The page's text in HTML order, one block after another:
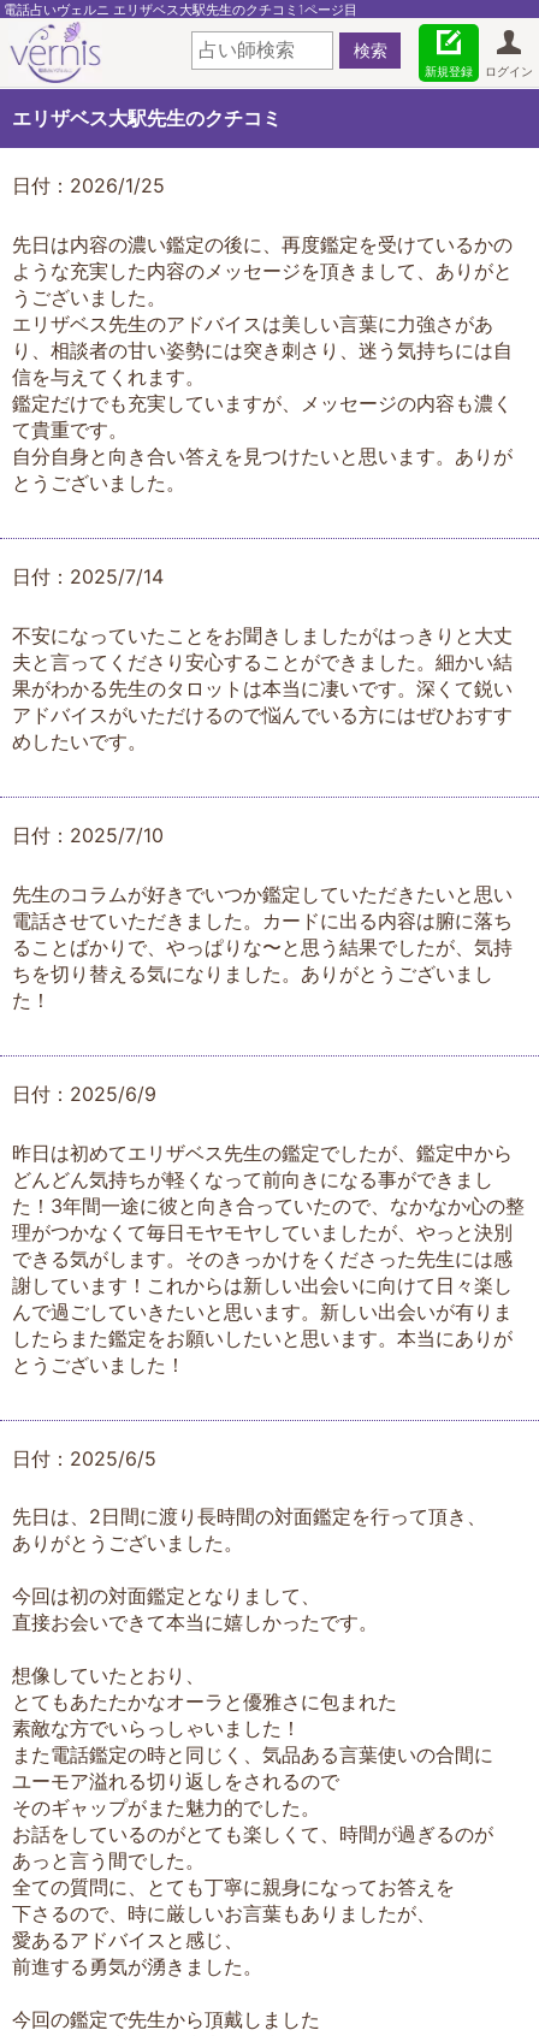
電話占いヴェルニ エリザベス大駅先生のクチコミ1ページ目
ログイン
新規登録
エリザベス大駅先生のクチコミ
日付：2026/1/25
先日は内容の濃い鑑定の後に、再度鑑定を受けているかの
ような充実した内容のメッセージを頂きまして、ありがと
うございました。
エリザベス先生のアドバイスは美しい言葉に力強さがあ
り、相談者の甘い姿勢には突き刺さり、迷う気持ちには自
信を与えてくれます。
鑑定だけでも充実していますが、メッセージの内容も濃く
て貴重です。
自分自身と向き合い答えを見つけたいと思います。ありが
とうございました。
日付：2025/7/14
不安になっていたことをお聞きしましたがはっきりと大丈
夫と言ってくださり安心することができました。細かい結
果がわかる先生のタロットは本当に凄いです。深くて鋭い
アドバイスがいただけるので悩んでいる方にはぜひおすす
めしたいです。
日付：2025/7/10
先生のコラムが好きでいつか鑑定していただきたいと思い
電話させていただきました。カードに出る内容は腑に落ち
ることばかりで、やっぱりな〜と思う結果でしたが、気持
ちを切り替える気になりました。ありがとうございまし
た！
日付：2025/6/9
昨日は初めてエリザベス先生の鑑定でしたが、鑑定中から
どんどん気持ちが軽くなって前向きになる事ができまし
た！3年間一途に彼と向き合っていたので、なかなか心の整
理がつかなくて毎日モヤモヤしていましたが、やっと決別
できる気がします。そのきっかけをくださった先生には感
謝しています！これからは新しい出会いに向けて日々楽し
んで過ごしていきたいと思います。新しい出会いが有りま
したらまた鑑定をお願いしたいと思います。本当にありが
とうございました！
日付：2025/6/5
先日は、2日間に渡り長時間の対面鑑定を行って頂き、
ありがとうございました。
今回は初の対面鑑定となりまして、
直接お会いできて本当に嬉しかったです。
想像していたとおり、
とてもあたたかなオーラと優雅さに包まれた
素敵な方でいらっしゃいました！
また電話鑑定の時と同じく、気品ある言葉使いの合間に
ユーモア溢れる切り返しをされるので
そのギャップがまた魅力的でした。
お話をしているのがとても楽しくて、時間が過ぎるのが
あっと言う間でした。
全ての質問に、とても丁寧に親身になってお答えを
下さるので、時に厳しいお言葉もありましたが、
愛あるアドバイスと感じ、
前進する勇気が湧きました。
今回の鑑定で先生から頂戴しました